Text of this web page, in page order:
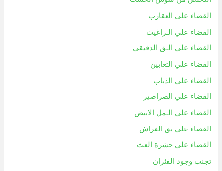
القضاء على العقارب
القضاء علي البراغيث
القضاء علي البق الدقيقي
القضاء علي الثعابين
القضاء علي الذباب
القضاء علي الصراصير
القضاء علي النمل الابيض
القضاء علي بق الفراش
القضاء علي حشرة العث
تجنب وجود الفئران